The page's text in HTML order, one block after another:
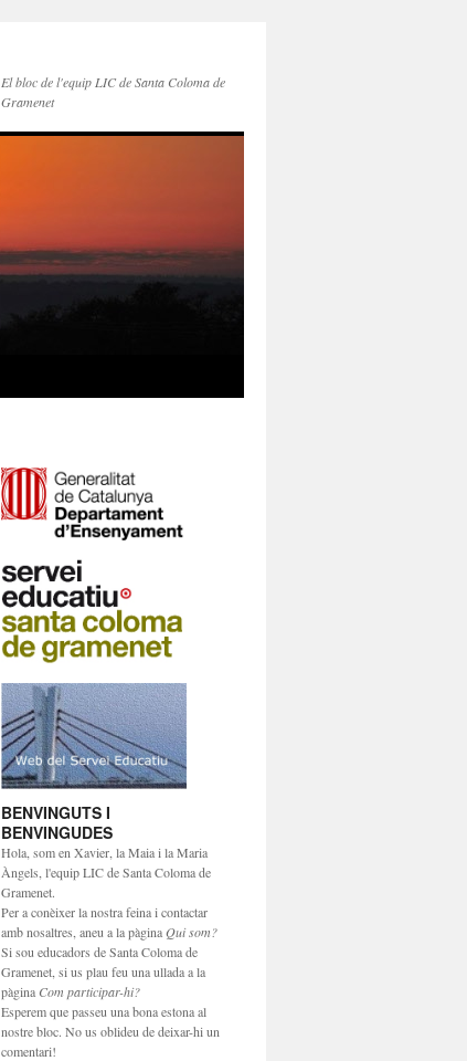
El bloc de l'equip LIC de Santa Coloma de
Gramenet
BENVINGUTS I
BENVINGUDES
Hola, som en Xavier, la Maia i la Maria
Àngels, l'equip LIC de Santa Coloma de
Gramenet.
Per a conèixer la nostra feina i contactar
amb nosaltres, aneu a la pàginaQui som?
Si sou educadors de Santa Coloma de
Gramenet, si us plau feu una ullada a la
pàgina Com participar-hi?
Esperem que passeu una bona estona al
nostre bloc. No us oblideu de deixar-hi un
comentari!